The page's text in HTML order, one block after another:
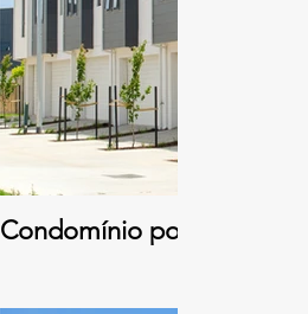
Condomínio popular